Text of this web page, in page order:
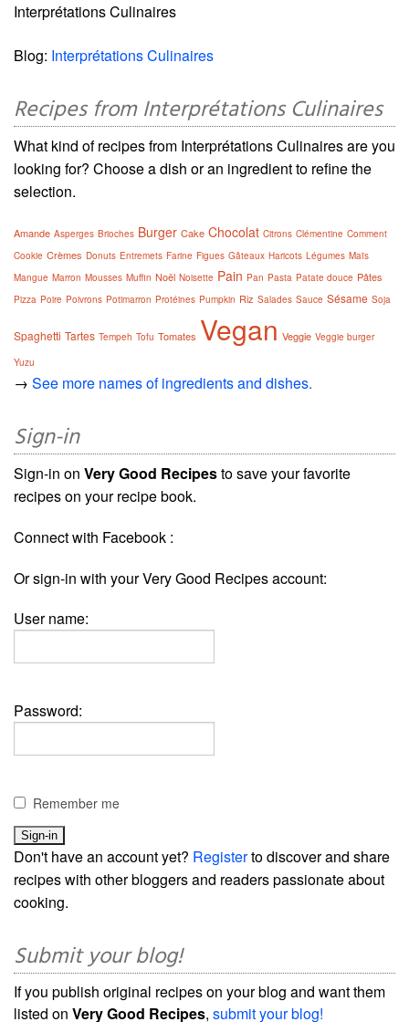
Interprétations Culinaires
Blog: Interprétations Culinaires
Recipes from Interprétations Culinaires
What kind of recipes from Interprétations Culinaires are you
looking for? Choose a dish or an ingredient to refine the
selection.
Amande Asperges Brioches Burger Cake Chocolat Citrons Clémentine Comment
Cookie Crèmes Donuts Entremets Farine Figues Gâteaux Haricots Légumes Maïs
Mangue Marron Mousses Muffin Noël Noisette Pain Pan Pasta Patate douce Pâtes
Pizza Poire Poivrons Potimarron Protéines Pumpkin Riz Salades Sauce Sésame Soja
Spaghetti Tartes Tempeh Tofu Tomates Vegan Veggie Veggie burger
Yuzu
→ See more names of ingredients and dishes.
Sign-in
Sign-in on Very Good Recipesto save your favorite
recipes on your recipe book.
Connect with Facebook :
Or sign-in with your Very Good Recipes account:
User name:
Password:
Remember me
Don't have an account yet? Registerto discover and share
recipes with other bloggers and readers passionate about
cooking.
Submit your blog!
If you publish original recipes on your blog and want them
listed on Very Good Recipes, submit your blog!